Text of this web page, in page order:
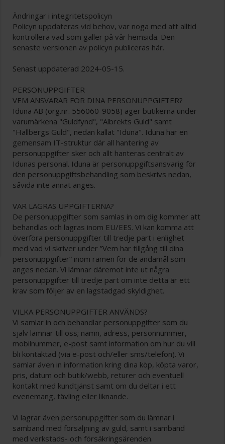
Ändringar i integritetspolicyn
Policyn uppdateras vid behov, var noga med att alltid
kontrollera vad som gäller på vår hemsida. Den
senaste versionen av policyn publiceras här.
Senast uppdaterad 2024-05-15.
PERSONUPPGIFTER
VEM ANSVARAR FÖR DINA PERSONUPPGIFTER?
Iduna AB (org.nr. 556060-9058) äger butikerna under
varumärkena "Guldfynd", "Albrekts Guld" samt
"Hallbergs Guld", nedan kallat "Iduna". Iduna har en
gemensam IT-struktur där all hantering av
personuppgifter sker och allt hanteras centralt av
Idunas personal. Iduna är personuppgiftsansvarig för
den personuppgiftsbehandling som beskrivs nedan,
såvida inte annat anges.
VAR LAGRAS UPPGIFTERNA?
De personuppgifter som samlas in om dig kommer att
behandlas och lagras inom EU/EES. Vi kan komma att
överföra personuppgifter till tredje part i enlighet
med vad vi skriver under ”Vem har tillgång till dina
personuppgifter” inom ramen för de ändamål som
anges nedan. Vi lämnar däremot inte ut några
personuppgifter till tredje part om inte detta är ett
krav som följer av en lagstadgad skyldighet.
VILKA PERSONUPPGIFTER ANVÄNDS?
Vi samlar in och behandlar personuppgifter som du
själv lämnar till oss; namn, adress, personnummer,
mobilnummer, e-post samt information om hur du vill
bli kontaktad (via e-post och/eller sms/telefon). Vi
samlar även in information kring dina köp, köpta varor,
pris, datum och butik/webb, returer och eventuell
kontakt med kundtjänst samt om du deltar i ett
evenemang, tävling eller liknande.
Vi lagrar även personuppgifter som du lämnar i
samband med försäljning av guld, samt i samband
med verkstads- och försäkringsärenden.